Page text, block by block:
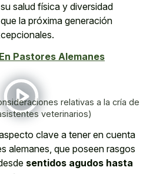
salud física y diversidad
la próxima generación
Pastores Alemanes
relativas a la cría de
veterinarios)
clave a tener en cuenta
alemanes, que poseen rasgos
sentidos agudos hasta